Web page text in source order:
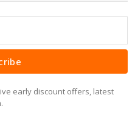
early discount offers, latest